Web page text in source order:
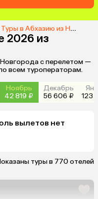
Туры в Абхазию из Нижнего Новгорода
2026 из
с перелетом —
всем туроператорам.
Ноябрь
42 819 ₽
Декабрь
56 606 ₽
123
вылетов нет
туры в 770 отелей